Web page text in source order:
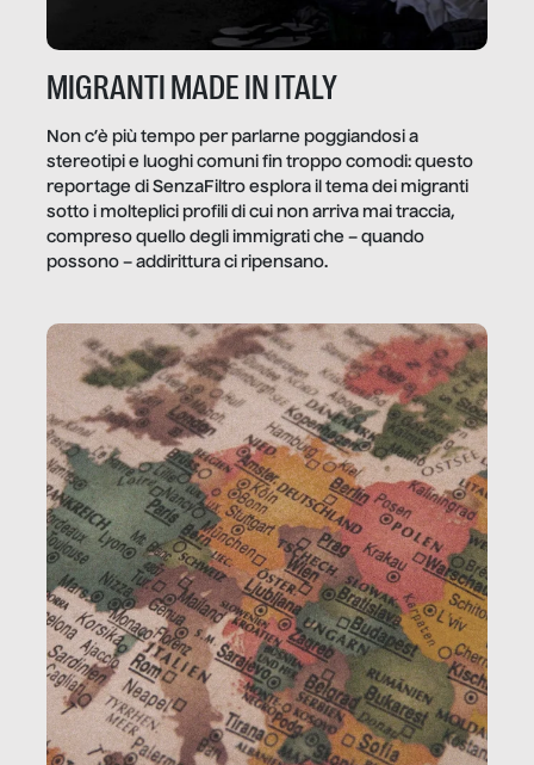
MIGRANTI MADE IN ITALY
Non c’è più tempo per parlarne poggiandosi a
stereotipi e luoghi comuni fin troppo comodi: questo
reportage di SenzaFiltro esplora il tema dei migranti
sotto i molteplici profili di cui non arriva mai traccia,
compreso quello degli immigrati che – quando
possono – addirittura ci ripensano.